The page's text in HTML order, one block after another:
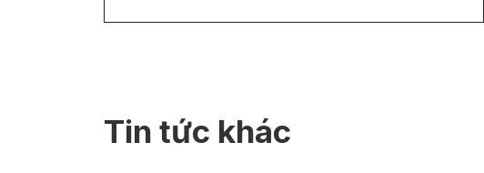
Tin tức khác